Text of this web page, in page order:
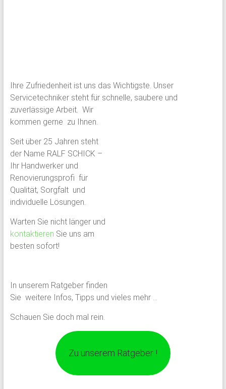
Ihre Zufriedenheit ist uns das Wichtigste. Unser
Servicetechniker steht für schnelle, saubere und
zuverlässige Arbeit. Wir
kommen gerne zu Ihnen.
Seit über 25 Jahren steht
der Name RALF SCHICK –
Ihr Handwerker und
Renovierungsprofi für
Qualität, Sorgfalt und
individuelle Lösungen.
Warten Sie nicht länger und
kontaktieren Sie uns am
besten sofort!
In unserem Ratgeber finden
Sie weitere Infos, Tipps und vieles mehr …
Schauen Sie doch mal rein.
Zu unserem Ratgeber !